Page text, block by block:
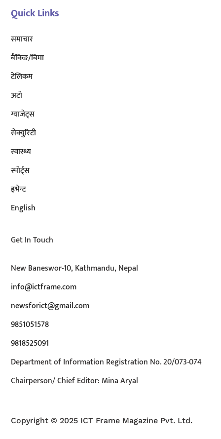
Quick Links
समाचार
बैंकिङ/बिमा
टेलिकम
अटाे
ग्याजेट्स
सेक्युरिटी
स्वास्थ्य
स्पोर्ट्स
इभेन्ट
English
Get In Touch
New Baneswor-10, Kathmandu, Nepal
info@ictframe.com
newsforict@gmail.com
9851051578
9818525091
Department of Information Registration No. 20/073-074
Chairperson/ Chief Editor: Mina Aryal
Copyright © 2025 ICT Frame Magazine Pvt. Ltd.